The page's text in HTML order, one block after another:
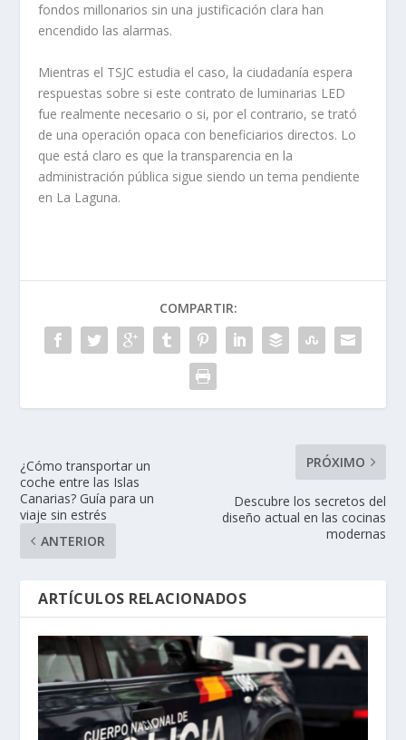
fondos millonarios sin una justificación clara han
encendido las alarmas.
Mientras el TSJC estudia el caso, la ciudadanía espera
respuestas sobre si este contrato de luminarias LED
fue realmente necesario o si, por el contrario, se trató
de una operación opaca con beneficiarios directos. Lo
que está claro es que la transparencia en la
administración pública sigue siendo un tema pendiente
en La Laguna.
COMPARTIR:
¿Cómo transportar un
coche entre las Islas
Canarias? Guía para un
viaje sin estrés
ANTERIOR
PRÓXIMO
Descubre los secretos del
diseño actual en las cocinas
modernas
ARTÍCULOS RELACIONADOS